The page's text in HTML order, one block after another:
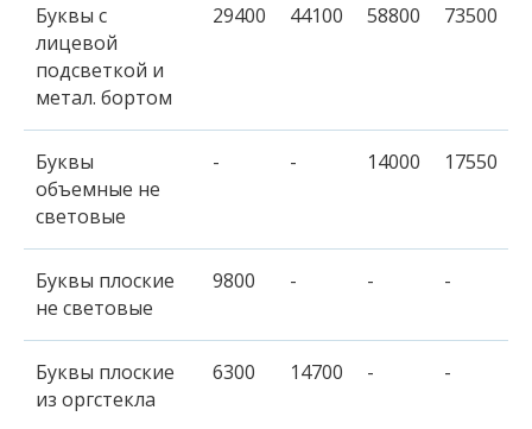
Буквы с
лицевой
подсветкой и
метал. бортом
29400 44100 58800 73500
Буквы
объемные не
световые
- - 14000 17550
Буквы плоские
не световые
9800 - - -
Буквы плоские
из оргстекла
6300 14700 - -